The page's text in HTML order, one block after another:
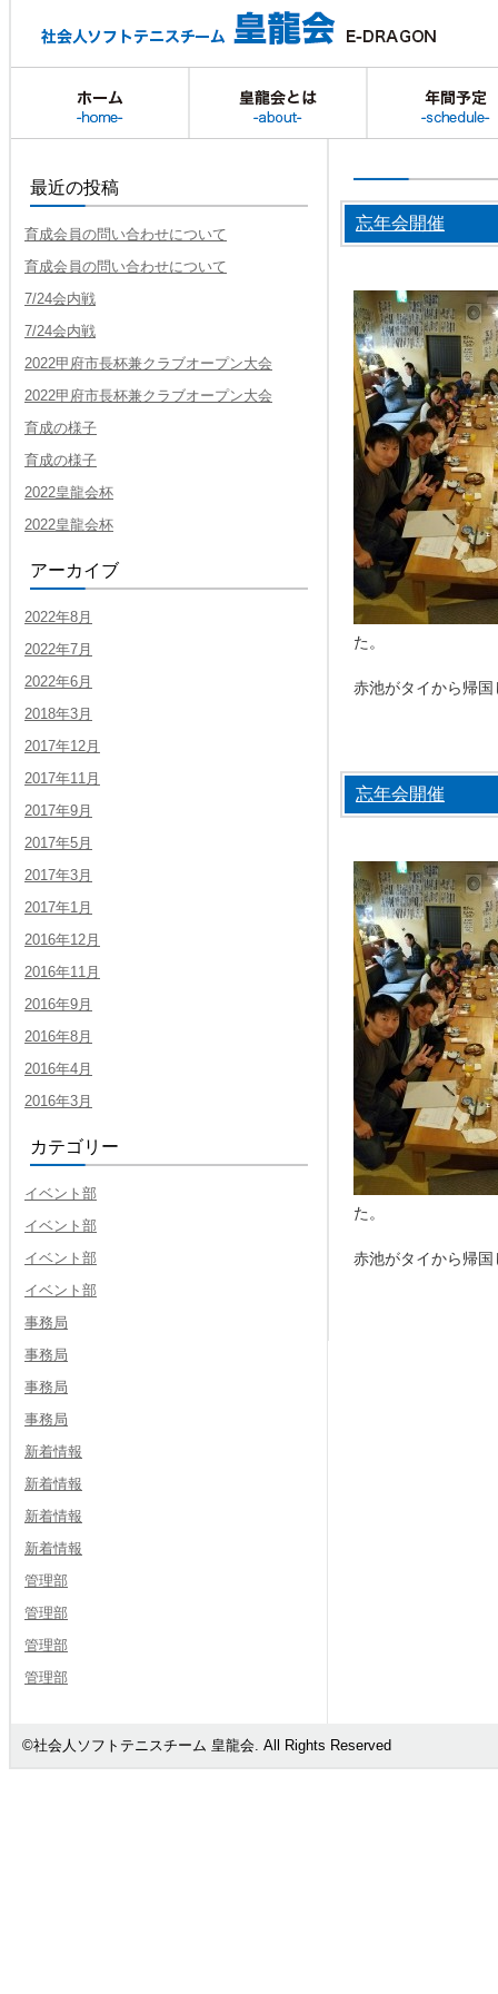
最近の投稿
育成会員の問い合わせについて
育成会員の問い合わせについて
7/24会内戦
7/24会内戦
2022甲府市長杯兼クラブオープン大会
2022甲府市長杯兼クラブオープン大会
育成の様子
育成の様子
2022皇龍会杯
2022皇龍会杯
アーカイブ
2022年8月
2022年7月
2022年6月
2018年3月
2017年12月
2017年11月
2017年9月
2017年5月
2017年3月
2017年1月
2016年12月
2016年11月
2016年9月
2016年8月
2016年4月
2016年3月
カテゴリー
イベント部
イベント部
イベント部
イベント部
事務局
事務局
事務局
事務局
新着情報
新着情報
新着情報
新着情報
管理部
管理部
管理部
管理部
忘年会開催
た。
赤池がタイから帰
忘年会開催
た。
赤池がタイから帰
©社会人ソフトテニスチーム 皇龍会. All Rights Reserved